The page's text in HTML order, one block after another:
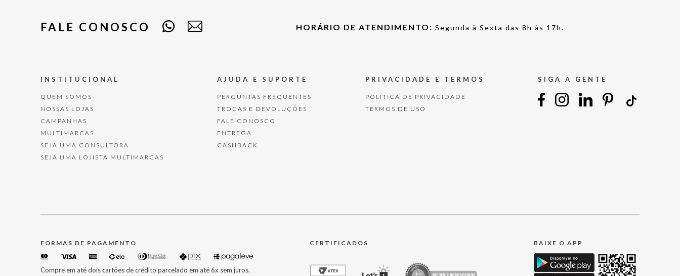
FALE CONOSCO HORÁRIO DE ATENDIMENTO: Segunda à Sexta das 8h às 17h.
INSTITUCIONAL
QUEM SOMOS
NOSSAS LOJAS
CAMPANHAS
MULTIMARCAS
SEJA UMA CONSULTORA
SEJA UMA LOJISTA MULTIMARCAS
AJUDA E SUPORTE
PERGUNTAS FREQUENTES
TROCAS E DEVOLUÇÕES
FALE CONOSCO
ENTREGA
CASHBACK
PRIVACIDADE E TERMOS
POLÍTICA DE PRIVACIDADE
TERMOS DE USO
SIGA A GENTE
FORMAS DE PAGAMENTO
Compre em até dois cartões de crédito parcelado em até 6x sem juros.
CERTIFICADOS BAIXE O APP